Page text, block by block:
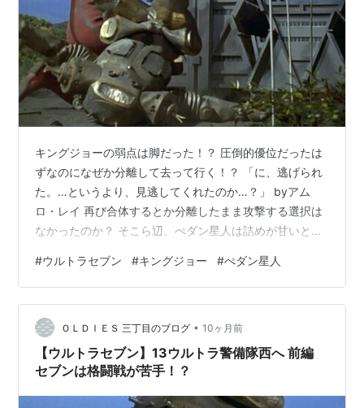
キングジョーの弱点は脚だった！？ 圧倒的優位だったは
ずなのになぜか分離して去って行く！？ 「に、逃げられ
た。…というより、見逃してくれたのか…？」 byアム
ロ・レイ 再び合体するとか分離したまま攻撃する選択は
なかったのか？ そこら辺、ぺダン星人は詰めが甘いとい
去った。 怪しい奴を探しに来たダン。 私は神戸はよく分
からないのですが、この建物は今でも存在するのでしょ
うか？ 双眼鏡で発見してから探し回ってるうちに夕方に
なったようだ。 敵を信頼して交渉することができるかど
うか？ これは生命始まって以来、今後も続く問題でしょ
う。 地震及びキングジョー襲…
#ウルトラセブン #キングジョー #ぺダン星人
ＯＬＤＩＥＳ 三丁目のブログ • 10ヶ月前
【ウルトラセブン】13ウルトラ警備隊西へ 前編
セブンは格闘戦が苦手！？